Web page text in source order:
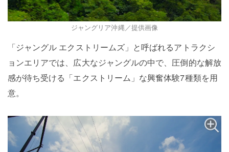
ジャングリア沖縄／提供画像
「ジャングル エクストリームズ」と呼ばれるアトラクシ
ョンエリアでは、広大なジャングルの中で、圧倒的な解放
感が待ち受ける「エクストリーム」な興奮体験7種類を用
意。